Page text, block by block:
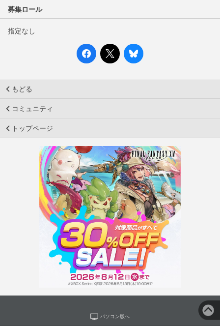
募集ロール
指定なし
もどる
コミュニティ
トップページ
パソコン版へ